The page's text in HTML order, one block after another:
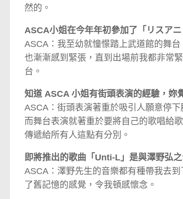
然的。
ASCA小姐在今年年初參加了「リスア
ASCA：我至幼就憧憬踏上武道館的舞
也漸漸感到緊張，直到出場前我都非常
台。
知道 ASCA 小姐有街頭表演的經驗，妳
ASCA：街頭表演著重於吸引人願意停
而舞台表演就著重於要將自己的歌唱給
傳遞給所有人這點有分別。
即將推出的歌曲「Unti-L」是與澤野弘
ASCA：澤野先生的音樂都有種帶我去
了舊記憶的感覺，令我頓感懷念。